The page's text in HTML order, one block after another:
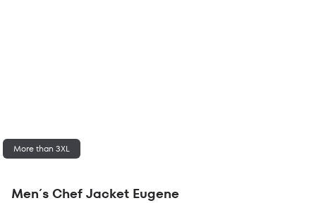
More than 3XL
Men´s Chef Jacket Eugene